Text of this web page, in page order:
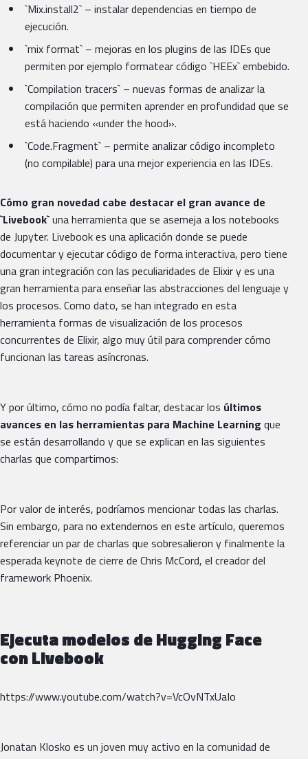
`Mix.install2` – instalar dependencias en tiempo de
ejecución.
`mix format` – mejoras en los plugins de las IDEs que
permiten por ejemplo formatear código `HEEx` embebido.
`Compilation tracers` – nuevas formas de analizar la
compilación que permiten aprender en profundidad que se
está haciendo «under the hood».
`Code.Fragment` – permite analizar código incompleto
(no compilable) para una mejor experiencia en las IDEs.
Cómo gran novedad cabe destacar el gran avance de
`Livebook`una herramienta que se asemeja a los notebooks
de Jupyter. Livebook es una aplicación donde se puede
documentar y ejecutar código de forma interactiva, pero tiene
una gran integración con las peculiaridades de Elixir y es una
gran herramienta para enseñar las abstracciones del lenguaje y
los procesos. Como dato, se han integrado en esta
herramienta formas de visualización de los procesos
concurrentes de Elixir, algo muy útil para comprender cómo
funcionan las tareas asíncronas.
Y por último, cómo no podía faltar, destacar los últimos
avances en las herramientas para Machine Learning que
se están desarrollando y que se explican en las siguientes
charlas que compartimos:
Por valor de interés, podríamos mencionar todas las charlas.
Sin embargo, para no extendernos en este artículo, queremos
referenciar un par de charlas que sobresalieron y finalmente la
esperada keynote de cierre de Chris McCord, el creador del
framework Phoenix.
Ejecuta modelos de Hugging Face
con Livebook
https://www.youtube.com/watch?v=VcOvNTxUaIo
Jonatan Klosko es un joven muy activo en la comunidad de